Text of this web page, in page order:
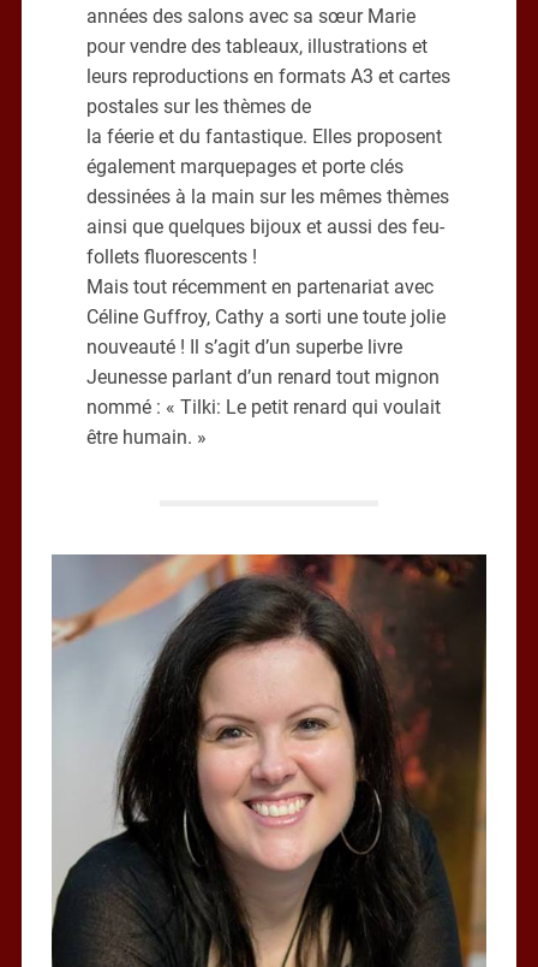
années des salons avec sa sœur Marie
pour vendre des tableaux, illustrations et
leurs reproductions en formats A3 et cartes
postales sur les thèmes de
la féerie et du fantastique. Elles proposent
également marquepages et porte clés
dessinées à la main sur les mêmes thèmes
ainsi que quelques bijoux et aussi des feu-
follets fluorescents !
Mais tout récemment en partenariat avec
Céline Guffroy, Cathy a sorti une toute jolie
nouveauté ! Il s’agit d’un superbe livre
Jeunesse parlant d’un renard tout mignon
nommé : « Tilki: Le petit renard qui voulait
être humain. »